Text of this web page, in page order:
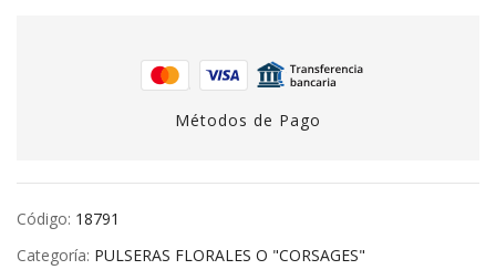
Métodos de Pago
Código: 18791
Categoría: PULSERAS FLORALES O "CORSAGES"